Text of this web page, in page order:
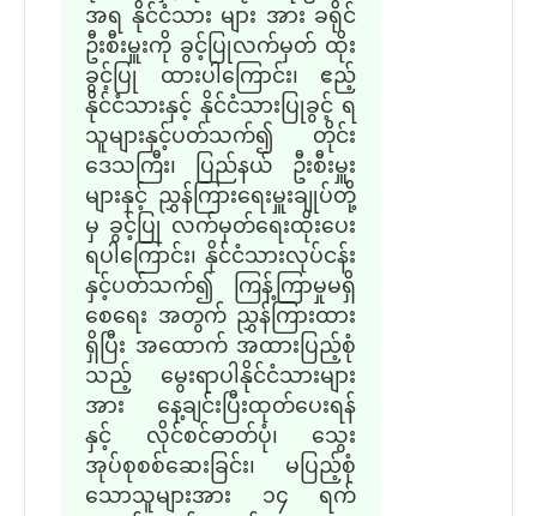
အရ နိုင်ငံသား များ အား ခရိုင်
ဦးစီးမှူးကို ခွင့်ပြုလက်မှတ် ထိုး
ခွင့်ပြု ထားပါကြောင်း၊ ဧည့်
နိုင်ငံသားနှင့် နိုင်ငံသားပြုခွင့် ရ
သူများနှင့်ပတ်သက်၍ တိုင်း
ဒေသကြီး၊ ပြည်နယ် ဦးစီးမှူး
များနှင့် ညွှန်ကြားရေးမှူးချုပ်တို့
မှ ခွင့်ပြု လက်မှတ်ရေးထိုးပေး
ရပါကြောင်း၊ နိုင်ငံသားလုပ်ငန်း
နှင့်ပတ်သက်၍ ကြန့်ကြာမှုမရှိ
စေရေး အတွက် ညွှန်ကြားထား
ရှိပြီး အထောက် အထားပြည့်စုံ
သည့် မွေးရာပါနိုင်ငံသားများ
အား နေ့ချင်းပြီးထုတ်ပေးရန်
နှင့် လိုင်စင်ဓာတ်ပုံ၊ သွေး
အုပ်စုစစ်ဆေးခြင်း၊ မပြည့်စုံ
သောသူများအား ၁၄ ရက်